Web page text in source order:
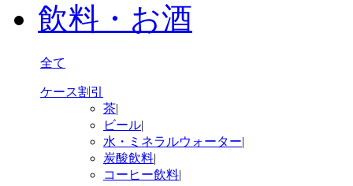
飲料・お酒
全て
ケース割引
茶|
ビール|
水・ミネラルウォーター|
炭酸飲料|
コーヒー飲料|